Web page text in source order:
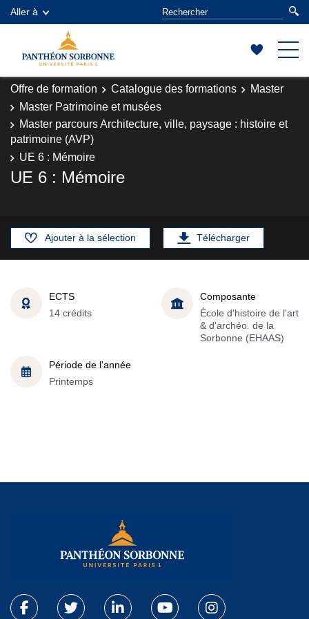
Aller à
Offre de formation Catalogue des formations
Master
Master Patrimoine et musées
Master parcours Architecture, ville, paysage : histoire et
patrimoine (AVP)
UE 6 : Mémoire
UE 6 : Mémoire
Ajouter à la sélection Télécharger
ECTS
14 crédits
Composante
École d'histoire de l'art
& d'archéo. de la
Sorbonne (EHAAS)
Période de l'année
Printemps